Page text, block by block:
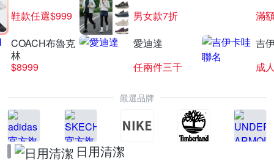
鞋款任選$999
男女款7折
滿
COACH布魯克
林
$8999
愛迪達
任兩件三千
吉
嚴選品牌
日用清潔